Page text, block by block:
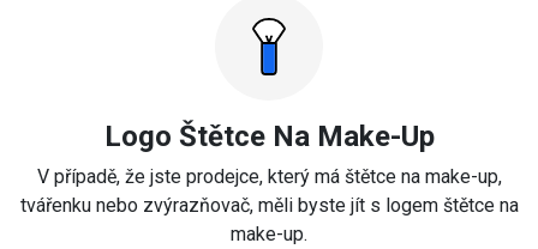
Logo Štětce Na Make-Up
V případě, že jste prodejce, který má štětce na make-up,
tvářenku nebo zvýrazňovač, měli byste jít s logem štětce na
make-up.